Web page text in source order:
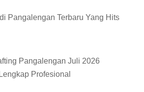
Pangalengan Terbaru Yang Hits
Pangalengan Juli 2026
Profesional